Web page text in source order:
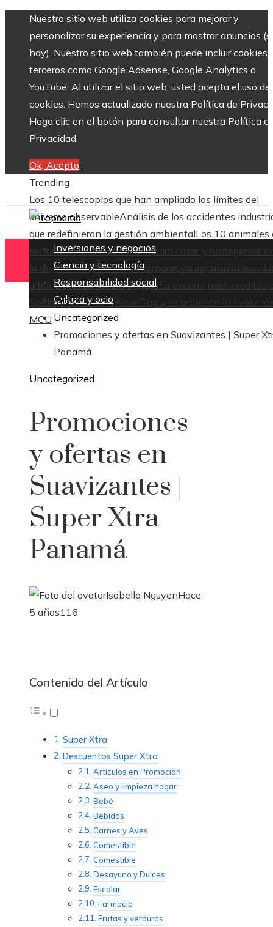
Nuestro sitio web utiliza cookies para mejorar y
personalizar su experiencia y para mostrar anuncios
hay). Nuestro sitio web también puede incluir cookies
terceros como Google Adsense, Google Analytics o
YouTube. Al utilizar el sitio web, usted acepta el uso de
cookies. Hemos actualizado nuestra Política de
Haga clic en el botón para consultar nuestra Política
Privacidad.
Ok, Acepto
Trending
Los 10 telescopios que han ampliado los límites del
universo observableAnálisis de los accidentes
que redefinieron la gestión ambientalLos 10 animales
sentidos más desarrollados para cazar y protegerse
la responsabilidad social corporativa impulsa la
urbana sostenible en Bélgica La escena post-créditos
Spider-Man: Brand New Day y su papel en la
MCU
Inversiones y negocios
Ciencia y tecnología
Responsabilidad social
Cultura y ocio
Inicio
Uncategorized
Promociones y ofertas en Suavizantes | Super
Panamá
Uncategorized
Promociones
y ofertas en
Suavizantes |
Super Xtra
Panamá
Isabella NguyenHace
5 años116
Contenido del Artículo
Super Xtra
Descuentos Super Xtra
Artículos en Promoción
Aseo y limpieza hogar
Bebé
Bebidas
Carnes y Aves
Comestible
Comestible
Desayuno y Dulces
Escolar
Farmacia
Frutas y verduras